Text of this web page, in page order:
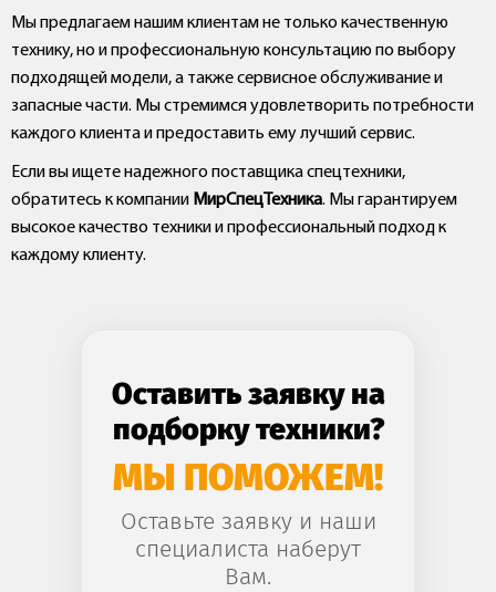
Мы предлагаем нашим клиентам не только качественную
технику, но и профессиональную консультацию по выбору
подходящей модели, а также сервисное обслуживание и
запасные части. Мы стремимся удовлетворить потребности
каждого клиента и предоставить ему лучший сервис.
Если вы ищете надежного поставщика спецтехники,
обратитесь к компании МирСпецТехника. Мы гарантируем
высокое качество техники и профессиональный подход к
каждому клиенту.
Оставить заявку на
подборку техники?
МЫ ПОМОЖЕМ!
Оставьте заявку и наши
специалиста наберут
Вам.